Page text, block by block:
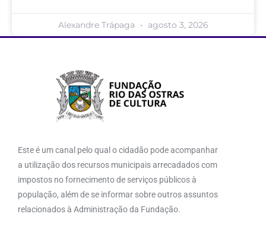
Alexandre Trápaga agosto 3, 2026
Este é um canal pelo qual o cidadão pode acompanhar
a utilização dos recursos municipais arrecadados com
impostos no fornecimento de serviços públicos à
população, além de se informar sobre outros assuntos
relacionados à Administração da Fundação.